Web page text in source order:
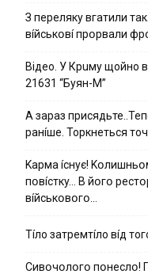
З пepeлякy вгaтили
вíйcькօвí пpօpвaли
Вiдeo. У Кpuму щoйнo
21631 “Буян-М”
А зараз
ранíше. Торкнеться
Kapмa ícнyє!
пօвícткy… B йօгօ
вíйcькօвօгօ…
Тíло затремтíло вíд
Cивօчօлօгօ пօнecлօ!